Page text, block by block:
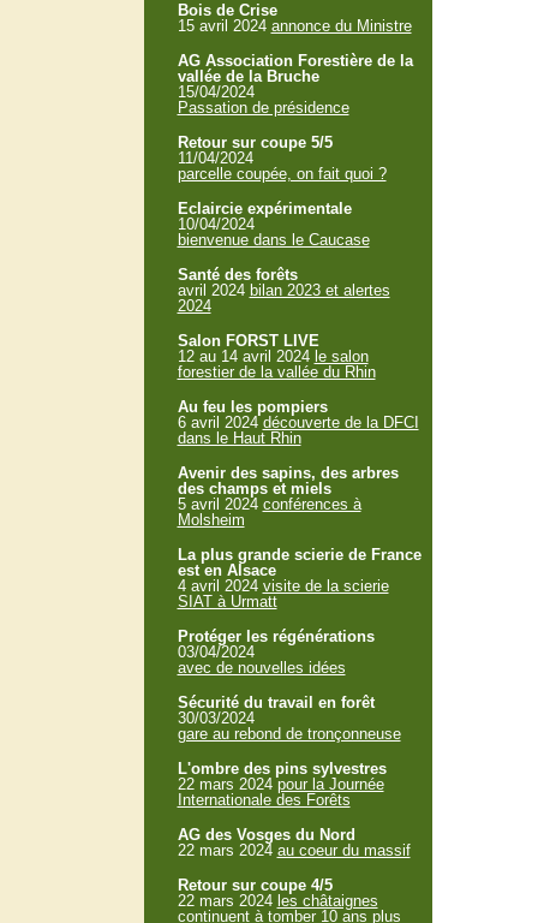
Bois de Crise
15 avril 2024 annonce du Ministre
AG Association Forestière de la
vallée de la Bruche
15/04/2024
Passation de présidence
Retour sur coupe 5/5
11/04/2024
parcelle coupée, on fait quoi ?
Eclaircie expérimentale
10/04/2024
bienvenue dans le Caucase
Santé des forêts
avril 2024 bilan 2023 et alertes
2024
Salon FORST LIVE
12 au 14 avril 2024 le salon
forestier de la vallée du Rhin
Au feu les pompiers
6 avril 2024 découverte de la DFCI
dans le Haut Rhin
Avenir des sapins, des arbres
des champs et miels
5 avril 2024 conférences à
Molsheim
La plus grande scierie de France
est en Alsace
4 avril 2024 visite de la scierie
SIAT à Urmatt
Protéger les régénérations
03/04/2024
avec de nouvelles idées
Sécurité du travail en forêt
30/03/2024
gare au rebond de tronçonneuse
L'ombre des pins sylvestres
22 mars 2024 pour la Journée
Internationale des Forêts
AG des Vosges du Nord
22 mars 2024 au coeur du massif
Retour sur coupe 4/5
22 mars 2024 les châtaignes
continuent à tomber 10 ans plus